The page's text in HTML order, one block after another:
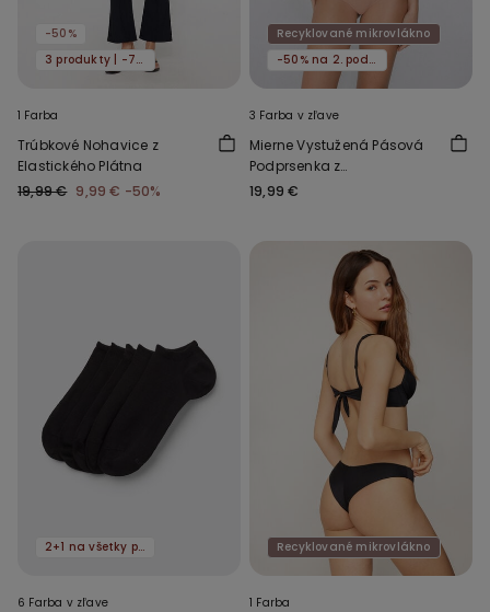
-50%
3 produkty | -70%
1 Farba
Trúbkové Nohavice z
Elastického Plátna
19,99 € 9,99 € -50%
Recyklované mikrovlákno
-50% na 2. podprsenku
3 Farba v zľave
Mierne Vystužená Pásová
Podprsenka z
Recyklovaného
19,99 €
2+1 na všetky ponožky
6 Farba v zľave
Recyklované mikrovlákno
1 Farba